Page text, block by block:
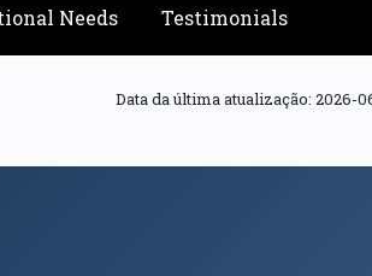
Needs Testimonials
Data da última atualização: 2026-